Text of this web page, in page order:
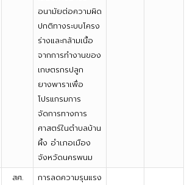
อนามัยต่อความผิด
ปกติทางระบบโครง
ร่างและกล้ามเนื้อ
จากการทำงานของ
เกษตรกรปลูก
ยางพาราเพื่อ
โปรแกรมการ
จัดการทางการ
ศาสตร์ในตำบลบ้าน
ผึ้ง อำเภอเมือง
จังหวัดนครพนม
สศ.
การลดความรุนแรง